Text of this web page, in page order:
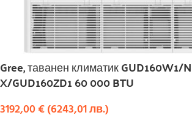
Gree, таванен климатик GUD160W1/
X/GUD160ZD1 60 000 BTU
3192,00€(6243,01лв.)